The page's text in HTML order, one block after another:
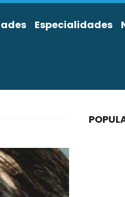
Especialidades